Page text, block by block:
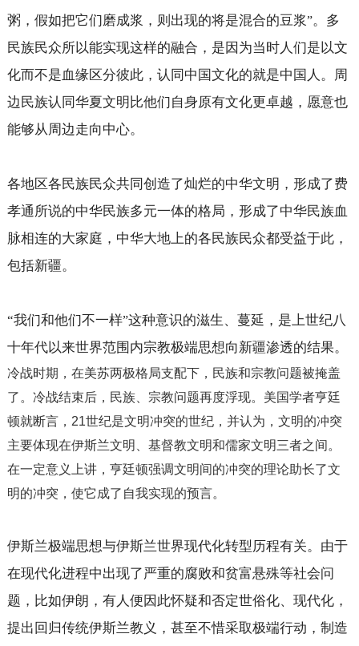
粥，假如把它们磨成浆，则出现的将是混合的豆浆”。多
民族民众所以能实现这样的融合，是因为当时人们是以文
化而不是血缘区分彼此，认同中国文化的就是中国人。周
边民族认同华夏文明比他们自身原有文化更卓越，愿意也
能够从周边走向中心。
各地区各民族民众共同创造了灿烂的中华文明，形成了费
孝通所说的中华民族多元一体的格局，形成了中华民族血
脉相连的大家庭，中华大地上的各民族民众都受益于此，
包括新疆。
“我们和他们不一样”这种意识的滋生、蔓延，是上世纪八
十年代以来世界范围内宗教极端思想向新疆渗透的结果。
冷战时期 ，在美苏两极格局支配下，民族和宗教问题被掩盖
了。冷战结束后，民族、宗教问题再度浮现。美国学者亨廷
顿就断言， 21世纪是文明冲突的世纪，并认为，文明的冲突
主要体现在伊斯兰文明、基督教文明和儒家文明三者之间。
在一定意义上讲，亨廷顿强调文明间的冲突的理论助长了文
明的冲突，使它成了自我实现的预言。
伊斯兰极端思想与伊斯兰世界现代化转型历程有关。由于
在现代化进程中出现了严重的腐败和贫富悬殊等社会问
题，比如伊朗，有人便因此怀疑和否定世俗化、现代化，
提出回归传统伊斯兰教义，甚至不惜采取极端行动，制造